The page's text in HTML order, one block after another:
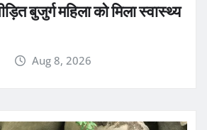
बुजुर्ग महिला को मिला स्वास्थ्य
Aug 8, 2026